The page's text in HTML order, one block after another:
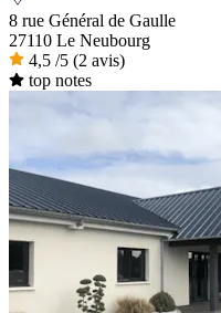
8 rue Général de Gaulle
27110 Le Neubourg
4,5 /5 (2 avis)
top notes